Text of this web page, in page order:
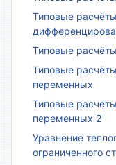
Типовые
Типовые
Типовые
переменных
Типовые
переменных 2
Уравнение
ограниченного